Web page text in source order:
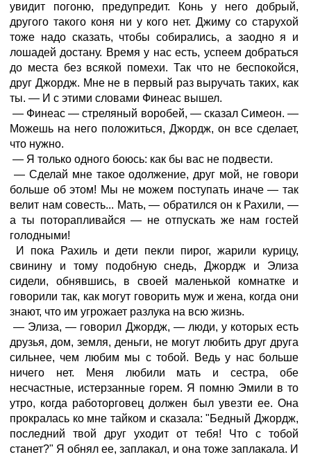
увидит погоню, предупредит. Конь у него добрый,
другого такого коня ни у кого нет. Джиму со старухой
тоже надо сказать, чтобы собирались, а заодно я и
лошадей достану. Время у нас есть, успеем добраться
до места без всякой помехи. Так что не беспокойся,
друг Джордж. Мне не в первый раз выручать таких, как
ты. — И с этими словами Финеас вышел.
— Финеас — стреляный воробей, — сказал Симеон. —
Можешь на него положиться, Джордж, он все сделает,
что нужно.
— Я только одного боюсь: как бы вас не подвести.
— Сделай мне такое одолжение, друг мой, не говори
больше об этом! Мы не можем поступать иначе — так
велит нам совесть... Мать, — обратился он к Рахили, —
а ты поторапливайся — не отпускать же нам гостей
голодными!
И пока Рахиль и дети пекли пирог, жарили курицу,
свинину и тому подобную снедь, Джордж и Элиза
сидели, обнявшись, в своей маленькой комнатке и
говорили так, как могут говорить муж и жена, когда они
знают, что им угрожает разлука на всю жизнь.
— Элиза, — говорил Джордж, — люди, у которых есть
друзья, дом, земля, деньги, не могут любить друг друга
сильнее, чем любим мы с тобой. Ведь у нас больше
ничего нет. Меня любили мать и сестра, обе
несчастные, истерзанные горем. Я помню Эмили в то
утро, когда работорговец должен был увезти ее. Она
прокралась ко мне тайком и сказала: "Бедный Джордж,
последний твой друг уходит от тебя! Что с тобой
станет?" Я обнял ее, заплакал, и она тоже заплакала. И